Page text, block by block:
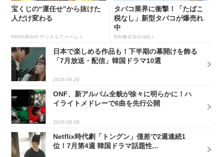
宝くじの“運任せ”から抜けた
人だけ変わる
PR(合同会社デジタルファーム )
タバコ業界に衝撃！「たばこ
税なし」新型タバコが爆売れ
中
PR(株式会社HAL)
日本で楽しめる作品も！下半期の幕開けを飾る
「7月放送・配信」韓国ドラマ10選
2026.06.26
ONF、新アルバム全貌が徐々に明らかに！ハ
イライトメドレーで6曲を先行公開
2026.06.09
Netflix時代劇「トングン」僅差で2週連続1
位！7月第4週 韓国ドラマ話題性...